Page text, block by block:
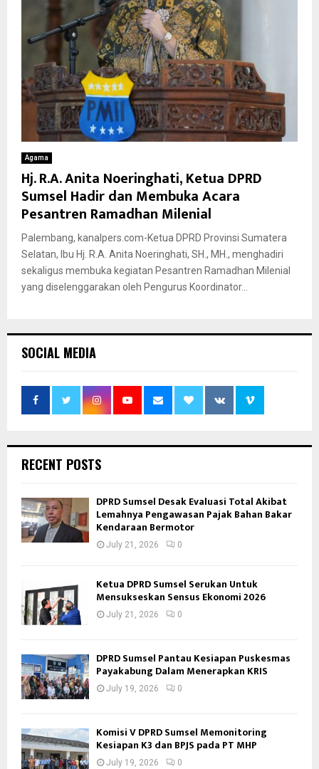
Agama
Hj. R.A. Anita Noeringhati, Ketua DPRD
Sumsel Hadir dan Membuka Acara
Pesantren Ramadhan Milenial
Palembang, kanalpers.com-Ketua DPRD Provinsi Sumatera
Selatan, Ibu Hj. R.A. Anita Noeringhati, SH., MH., menghadiri
sekaligus membuka kegiatan Pesantren Ramadhan Milenial
yang diselenggarakan oleh Pengurus Koordinator...
SOCIAL MEDIA
RECENT POSTS
DPRD Sumsel Desak Evaluasi Total Akibat
Lemahnya Pengawasan Pajak Bahan Bakar
Kendaraan Bermotor
July 21, 2026 0
Ketua DPRD Sumsel Serukan Untuk
Mensukseskan Sensus Ekonomi 2026
July 21, 2026 0
DPRD Sumsel Pantau Kesiapan Puskesmas
Payakabung Dalam Menerapkan KRIS
July 19, 2026 0
Komisi V DPRD Sumsel Memonitoring
Kesiapan K3 dan BPJS pada PT MHP
July 19, 2026 0